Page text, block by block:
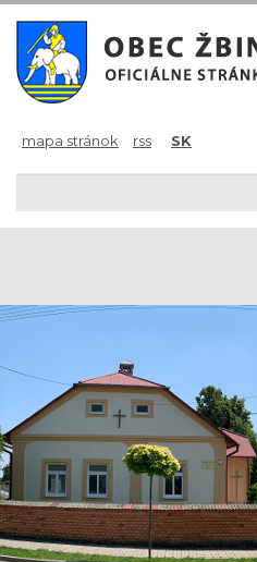
mapa stránok rss SK